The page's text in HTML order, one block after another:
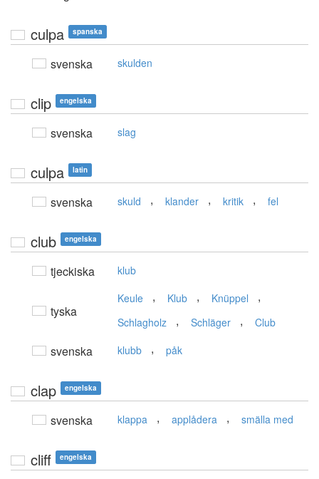
culpa spanska
svenska skulden
clip engelska
svenska slag
culpa latin
svenska skuld , klander , kritik , fel
club engelska
tjeckiska klub
tyska
Keule , Klub , Knüppel ,
Schlagholz , Schläger , Club
svenska klubb , påk
clap engelska
svenska klappa , applådera , smälla med
cliff engelska